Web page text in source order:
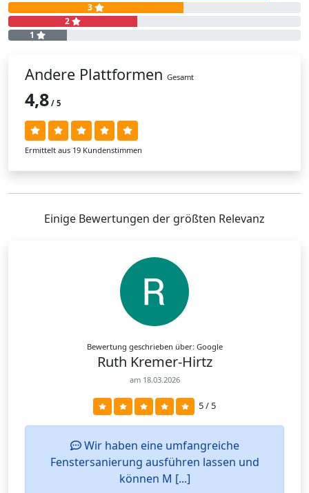
3
2
1
Andere Plattformen Gesamt
4,8 / 5
Ermittelt aus 19 Kundenstimmen
Einige Bewertungen der größten Relevanz
Bewertung geschrieben über: Google
Ruth Kremer-Hirtz
am 18.03.2026
5 / 5
Wir haben eine umfangreiche
Fenstersanierung ausführen lassen und
können M [...]